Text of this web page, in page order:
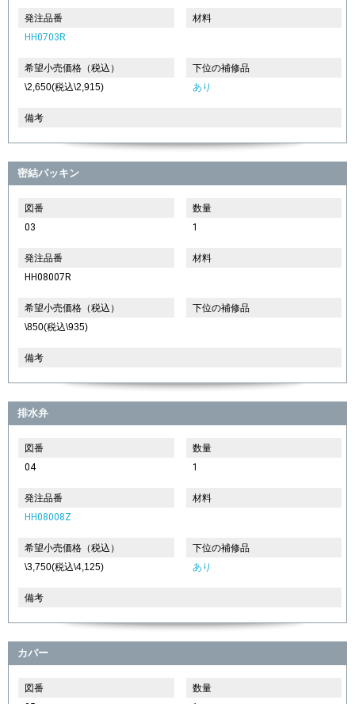
発注品番
HH0703R
材料
希望小売価格（税込）
\2,650(税込\2,915)
下位の補修品
あり
備考
密結パッキン
図番
03
数量
1
発注品番
HH08007R
材料
希望小売価格（税込）
\850(税込\935)
下位の補修品
備考
排水弁
図番
04
数量
1
発注品番
HH08008Z
材料
希望小売価格（税込）
\3,750(税込\4,125)
下位の補修品
あり
備考
カバー
図番
数量